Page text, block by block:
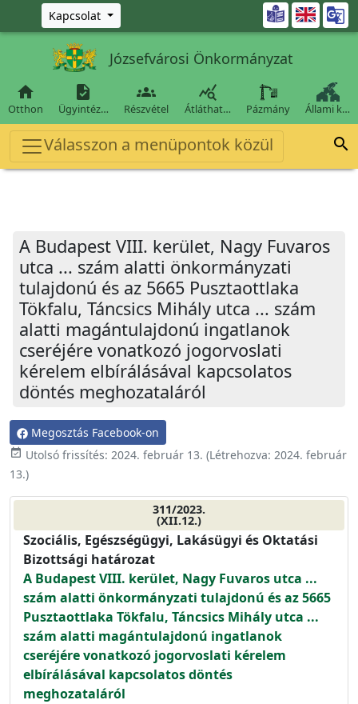
Ugrás a fő tartalomra
Kapcsolat 
Józsefvárosi Önkormányzat

Otthon

Ügyintéz…

Részvétel

Átláthat… Pázmány Állami k…
Válasszon a menüpontok közül 
A Budapest VIII. kerület, Nagy Fuvaros
utca ... szám alatti önkormányzati
tulajdonú és az 5665 Pusztaottlaka
Tökfalu, Táncsics Mihály utca ... szám
alatti magántulajdonú ingatlanok
cseréjére vonatkozó jogorvoslati
kérelem elbírálásával kapcsolatos
döntés meghozataláról
Megosztás Facebook-on
event_available Utolsó frissítés: 2024. február 13. (Létrehozva: 2024. február
13.)
311/2023.
(XII.12.)
Szociális, Egészségügyi, Lakásügyi és Oktatási
Bizottsági határozat
A Budapest VIII. kerület, Nagy Fuvaros utca ...
szám alatti önkormányzati tulajdonú és az 5665
Pusztaottlaka Tökfalu, Táncsics Mihály utca ...
szám alatti magántulajdonú ingatlanok
cseréjére vonatkozó jogorvoslati kérelem
elbírálásával kapcsolatos döntés
meghozataláról